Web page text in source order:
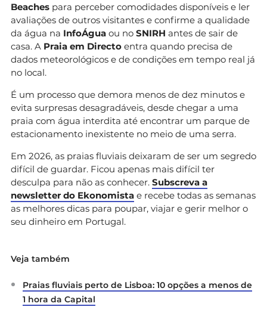
Beaches para perceber comodidades disponíveis e ler
avaliações de outros visitantes e confirme a qualidade
da água na InfoÁgua ou no SNIRH antes de sair de
casa. A Praia em Directo entra quando precisa de
dados meteorológicos e de condições em tempo real já
no local.
É um processo que demora menos de dez minutos e
evita surpresas desagradáveis, desde chegar a uma
praia com água interdita até encontrar um parque de
estacionamento inexistente no meio de uma serra.
Em 2026, as praias fluviais deixaram de ser um segredo
difícil de guardar. Ficou apenas mais difícil ter
desculpa para não as conhecer. Subscreva a
newsletter do Ekonomista e recebe todas as semanas
as melhores dicas para poupar, viajar e gerir melhor o
seu dinheiro em Portugal.
Veja também
Praias fluviais perto de Lisboa: 10 opções a menos de
1 hora da Capital